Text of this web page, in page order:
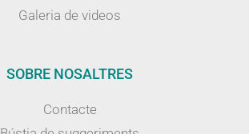
Galeria de videos
SOBRE NOSALTRES
Contacte